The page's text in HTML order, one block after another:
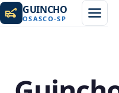
GUINCHO
OSASCO-SP